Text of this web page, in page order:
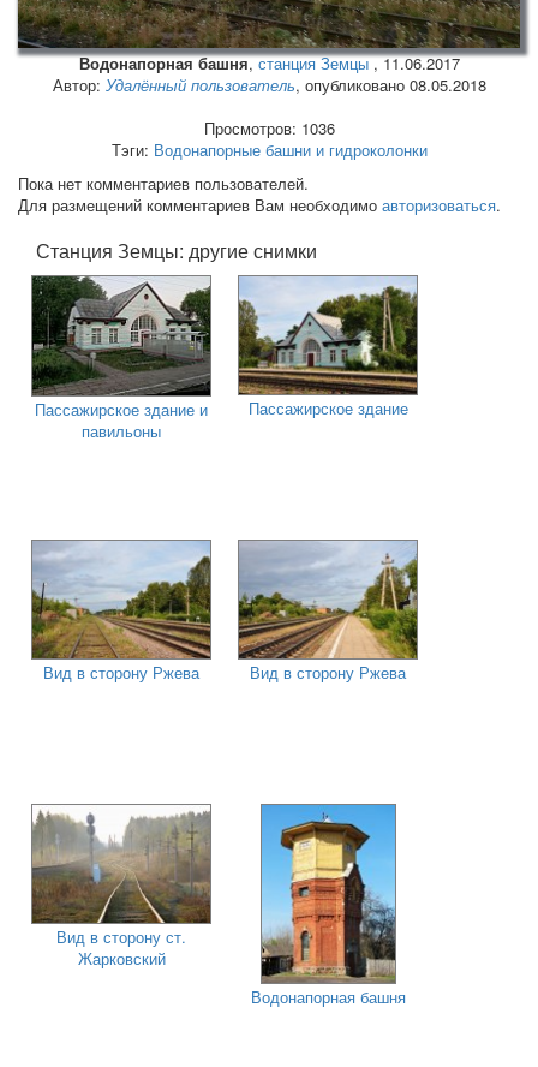
Водонапорная башня,станция Земцы ,11.06.2017
Автор: Удалённый пользователь, опубликовано 08.05.2018
Просмотров: 1036
Тэги: Водонапорные башни и гидроколонки
Пока нет комментариев пользователей.
Для размещений комментариев Вам необходимо авторизоваться.
Станция Земцы: другие снимки
Пассажирское здание и
павильоны
Пассажирское здание
Вид в сторону Ржева Вид в сторону Ржева
Вид в сторону ст.
Жарковский
Водонапорная башня